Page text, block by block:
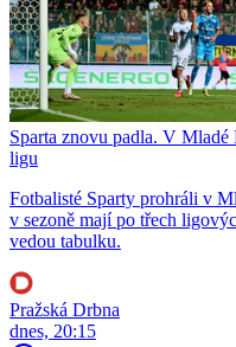
Sparta znovu padla. V
ligu
Fotbalisté Sparty prohráli v
v sezoně mají po třech
vedou tabulku.
Pražská Drbna
dnes, 20:15